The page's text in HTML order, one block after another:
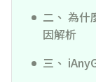
二、 為什
因解析
三、